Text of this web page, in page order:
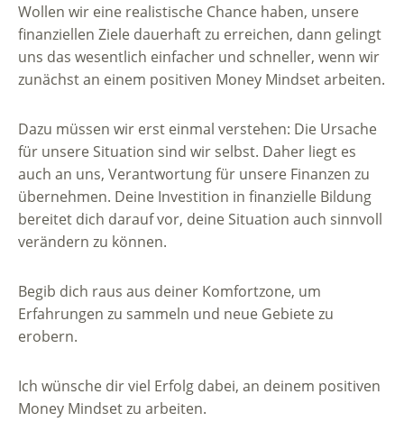
Wollen wir eine realistische Chance haben, unsere
finanziellen Ziele dauerhaft zu erreichen, dann gelingt
uns das wesentlich einfacher und schneller, wenn wir
zunächst an einem positiven Money Mindset arbeiten.
Dazu müssen wir erst einmal verstehen: Die Ursache
für unsere Situation sind wir selbst. Daher liegt es
auch an uns, Verantwortung für unsere Finanzen zu
übernehmen. Deine Investition in finanzielle Bildung
bereitet dich darauf vor, deine Situation auch sinnvoll
verändern zu können.
Begib dich raus aus deiner Komfortzone, um
Erfahrungen zu sammeln und neue Gebiete zu
erobern.
Ich wünsche dir viel Erfolg dabei, an deinem positiven
Money Mindset zu arbeiten.